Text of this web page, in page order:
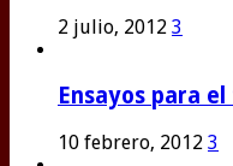
2 julio, 2012 3
Ensayos para
10 febrero, 2012 3